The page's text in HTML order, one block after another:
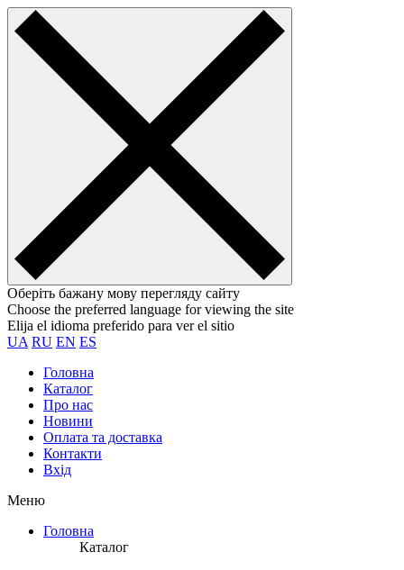
Оберіть бажану мову перегляду сайту
Choose the preferred language for viewing the site
Elija el idioma preferido para ver el sitio
UA RU EN ES
Головна
Каталог
Про нас
Новини
Оплата та доставка
Контакти
Вхiд
Меню
Головна
Каталог